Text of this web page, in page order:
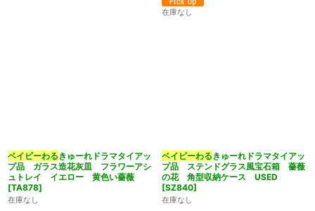
在庫なし
ベイビーわるきゅーれドラマタイアッ
プ品 ガラス造花灰皿 フラワーアシ
ュトレイ イエロー 黄色い薔薇
[TA878]
在庫なし
ベイビーわるきゅーれドラマタイアッ
プ品 ステンドグラス風宝石箱 薔薇
の花 角型収納ケース USED
[SZ840]
在庫なし